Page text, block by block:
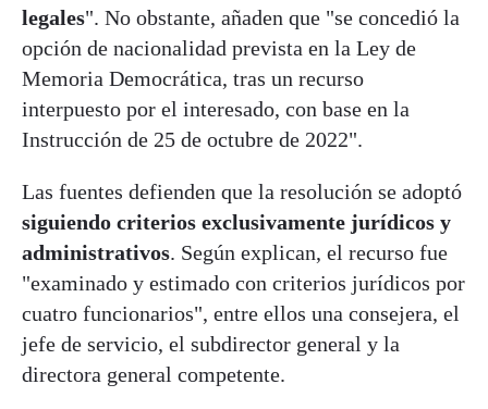
legales". No obstante, añaden que "se concedió la
opción de nacionalidad prevista en la Ley de
Memoria Democrática, tras un recurso
interpuesto por el interesado, con base en la
Instrucción de 25 de octubre de 2022".
Las fuentes defienden que la resolución se adoptó
siguiendo criterios exclusivamente jurídicos y
administrativos. Según explican, el recurso fue
"examinado y estimado con criterios jurídicos por
cuatro funcionarios", entre ellos una consejera, el
jefe de servicio, el subdirector general y la
directora general competente.